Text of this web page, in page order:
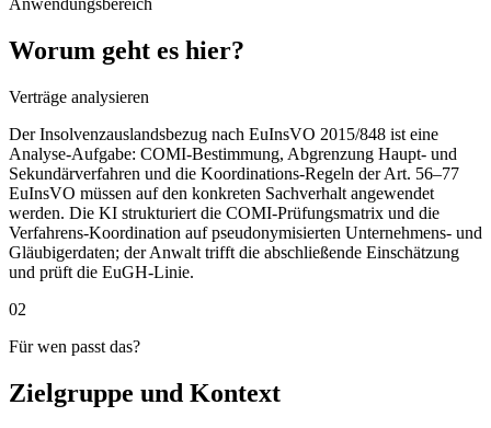
Worum geht es hier?
Verträge analysieren
Der Insolvenzauslandsbezug nach EuInsVO 2015/848 ist eine
Analyse-Aufgabe: COMI-Bestimmung, Abgrenzung Haupt- und
Sekundärverfahren und die Koordinations-Regeln der Art. 56–77
EuInsVO müssen auf den konkreten Sachverhalt angewendet
werden. Die KI strukturiert die COMI-Prüfungsmatrix und die
Verfahrens-Koordination auf pseudonymisierten Unternehmens- und
Gläubigerdaten; der Anwalt trifft die abschließende Einschätzung
und prüft die EuGH-Linie.
02
Für wen passt das?
Zielgruppe und Kontext